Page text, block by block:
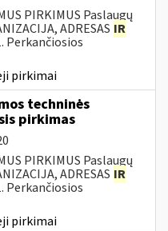
PIRKIMUS Paslaugų
ADRESAS IR
Perkančiosios
pirkimai
techninės
pirkimas
PIRKIMUS Paslaugų
ADRESAS IR
Perkančiosios
pirkimai